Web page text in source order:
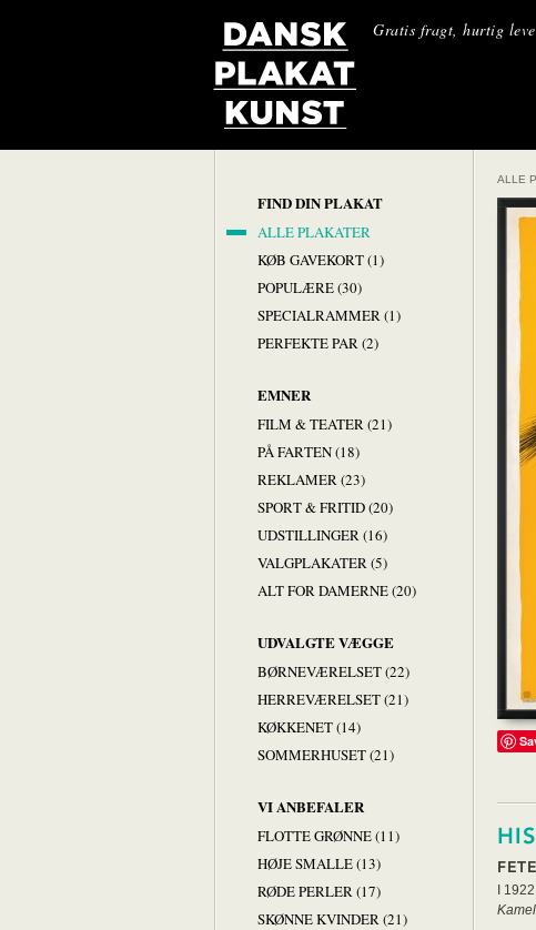
Gratis fragt, hurtig
FIND DIN PLAKAT
ALLE PLAKATER
KØB GAVEKORT (1)
POPULÆRE (30)
SPECIALRAMMER (1)
PERFEKTE PAR (2)
EMNER
FILM & TEATER (21)
PÅ FARTEN (18)
REKLAMER (23)
SPORT & FRITID (20)
UDSTILLINGER (16)
VALGPLAKATER (5)
ALT FOR DAMERNE (20)
UDVALGTE VÆGGE
BØRNEVÆRELSET (22)
HERREVÆRELSET (21)
KØKKENET (14)
SOMMERHUSET (21)
VI ANBEFALER
FLOTTE GRØNNE (11)
HØJE SMALLE (13)
RØDE PERLER (17)
SKØNNE KVINDER (21)
ALLE
I